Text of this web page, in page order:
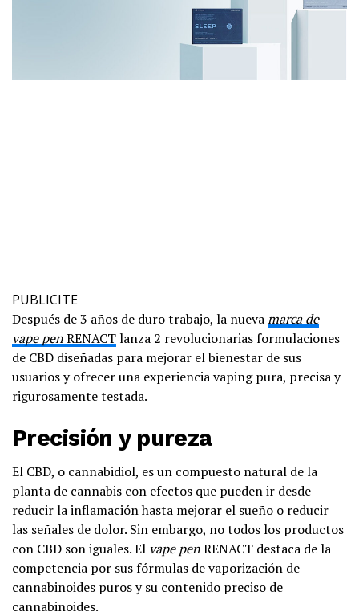
PUBLICITE
Después de 3 años de duro trabajo, la nuevamarca de
vape penRENACTlanza 2 revolucionarias formulaciones
de CBD diseñadas para mejorar el bienestar de sus
usuarios y ofrecer una experiencia vaping pura, precisa y
rigurosamente testada.
Precisión y pureza
El CBD, o cannabidiol, es un compuesto natural de la
planta de cannabis con efectos que pueden ir desde
reducir la inflamación hasta mejorar el sueño o reducir
las señales de dolor. Sin embargo, no todos los productos
con CBD son iguales. El vape penRENACT destaca de la
competencia por sus fórmulas de vaporización de
cannabinoides puros y su contenido preciso de
cannabinoides.